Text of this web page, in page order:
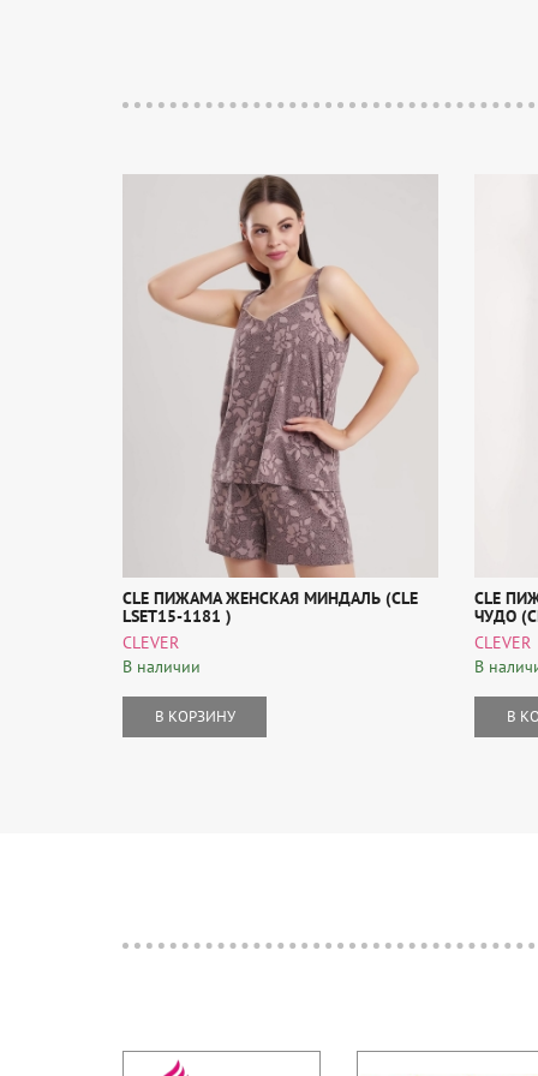
CLE ПИЖАМА ЖЕНСКАЯ МИНДАЛЬ (CLE
LSET15-1181 )
CLEVER
В наличии
В КОРЗИНУ
CLE
ЧУДО
CLEVER
В
В